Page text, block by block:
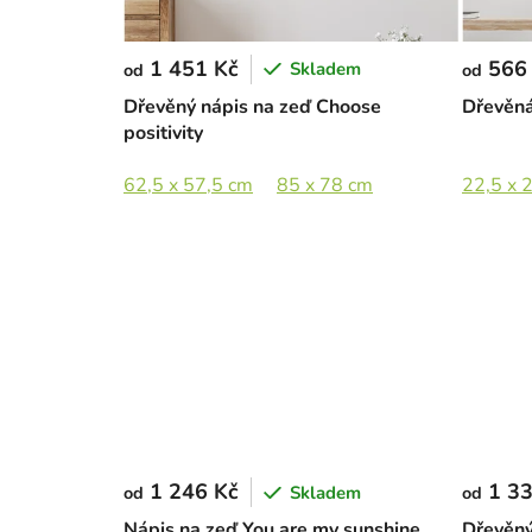
Dřevěný nápis na zeď Choose
positivity
od 1 451 Kč Skladem
62,5 x 57,5 cm 85 x 78 cm
od 566
22,5 x
od 1 246 Kč Skladem od 1